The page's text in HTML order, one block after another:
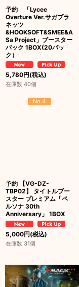
予約 「Lycee
Overture Ver.サガプラ
ネッツ
&HOOKSOFT&SMEE&A
Sa Project」ブースター
パック 1BOX(20パッ
ク）
5,780円(税込)
在庫数 40個
No.4
予約 【VG-DZ-
TBP02】 タイトルブー
スター プレミアム「ペ
ルソナ 30th
Anniversary」 1BOX
5,000円(税込)
在庫数 31個